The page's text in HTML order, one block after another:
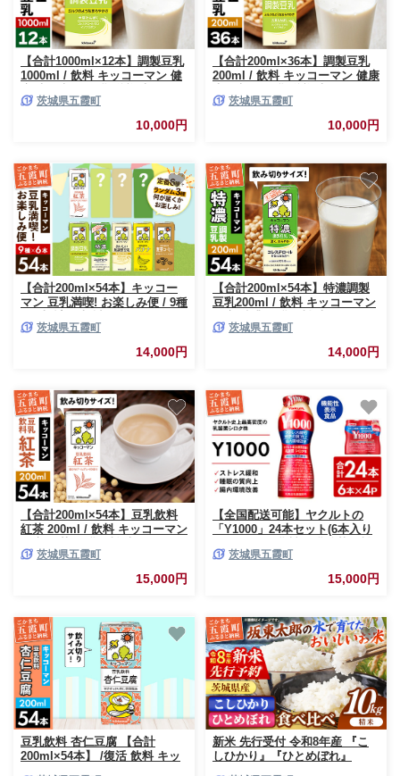
【合計1000ml×12本】調製豆乳
1000ml / 飲料 キッコーマン 健
ぱく タンパク質 パック 茨城県
茨城県五霞町
10,000円
【合計200ml×36本】調製豆乳
200ml / 飲料 キッコーマン 健康
く タンパク質 パック 飲み切り
茨城県五霞町
10,000円
【合計200ml×54本】キッコー
マン 豆乳満喫! お楽しみ便 / 9種
ート 飲み比べ 豆乳飲料 豆乳 健
康 おまかせ おやつ 大豆 パック
定番 飲み切り おすすめ 茨城県
茨城県五霞町
14,000円
【合計200ml×54本】特濃調製
豆乳200ml / 飲料 キッコーマン
セット 飲み切り 茨城県 五霞町
茨城県五霞町
14,000円
【合計200ml×54本】豆乳飲料
紅茶 200ml / 飲料 キッコーマン
セット 飲み切り 豆乳 茨城県 五
茨城県五霞町
15,000円
【全国配送可能】ヤクルトの
「Y1000」24本セット(6本入り
健康 腸活 ストレス緩和 睡眠の
質向上 乳酸菌シロタ株 機能性
茨城県五霞町
15,000円
豆乳飲料 杏仁豆腐 【合計
200ml×54本】 /復活 飲料 キッ
新米 先行受付 令和8年産 『こ
しひかり』『ひとめぼれ』